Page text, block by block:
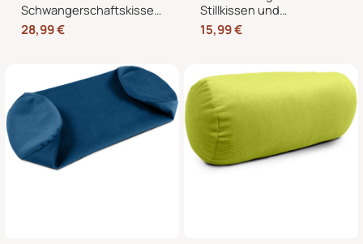
Schwangerschaftskissen
Seitenschläferkissen U-
Form mit abnehmbarem
28,99€
Stillkissen und
Seitenschläferkissen –
weicher Ersatzbezug mit
15,99€